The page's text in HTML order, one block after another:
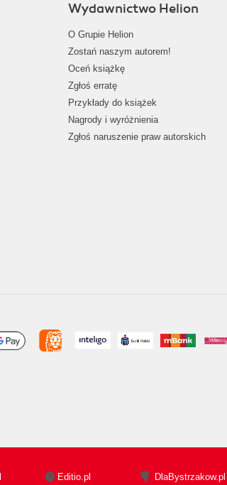
Wydawnictwo Helion
O Grupie Helion
Zostań naszym autorem!
Oceń książkę
Zgłoś erratę
Przykłady do książek
Nagrody i wyróżnienia
Zgłoś naruszenie praw autorskich
Editio.pl DlaBystrzakow.pl